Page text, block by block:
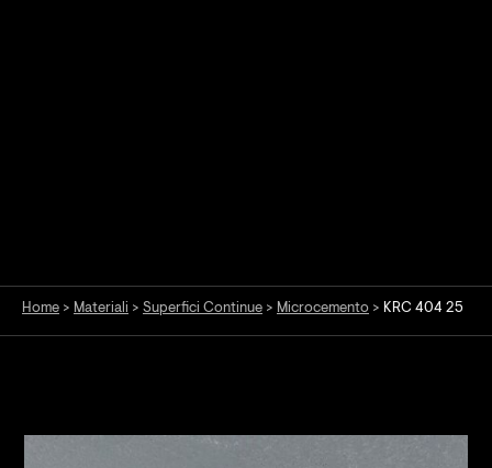
Home > Materiali > Superfici Continue > Microcemento > KRC 404 25